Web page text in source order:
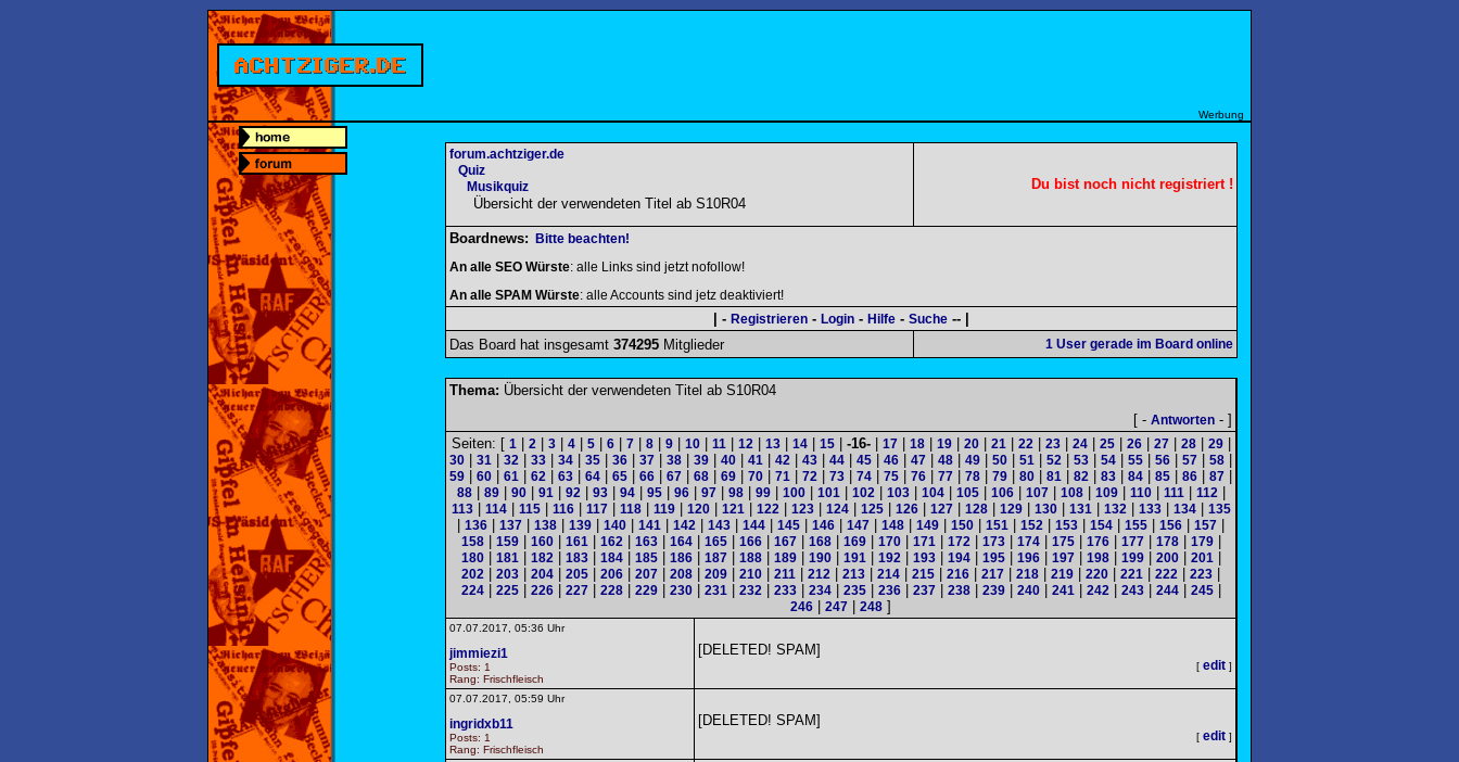
Werbung
forum.achtziger.de
Quiz
Musikquiz
Übersicht der verwendeten Titel ab S10R04
Du bist noch nicht registriert !
Boardnews:
Bitte beachten!
An alle SEO Würste: alle Links sind jetzt nofollow!
An alle SPAM Würste: alle Accounts sind jetz deaktiviert!
| - Registrieren - Login - Hilfe - Suche -- |
Das Board hat insgesamt 374295 Mitglieder 1 User gerade im Board online
Thema: Übersicht der verwendeten Titel ab S10R04
[ - Antworten - ]
Seiten: [ 1| 2| 3| 4| 5| 6| 7| 8| 9| 10| 11| 12| 13| 14| 15| -16-| 17| 18| 19| 20| 21| 22| 23| 24| 25| 26| 27| 28| 29|
30 31 32 33 34 35 36 37 38 39 40 41 42 43 44 45 46 47 48 49 50 51 52 53 54 55 56 57 58
59 60 61 62 63 64 65 66 67 68 69 70 71 72 73 74 75 76 77 78 79 80 81 82 83 84 85 86 87
88| 89| 90| 91| 92| 93| 94| 95| 96| 97| 98| 99| 100| 101| 102| 103| 104| 105| 106| 107| 108| 109| 110| 111| 112|
113| 114| 115| 116| 117| 118| 119| 120| 121| 122| 123| 124| 125| 126| 127| 128| 129| 130| 131| 132| 133| 134| 135
136 137 138 139 140 141 142 143 144 145 146 147 148 149 150 151 152 153 154 155 156 157
158| 159| 160| 161| 162| 163| 164| 165| 166| 167| 168| 169| 170| 171| 172| 173| 174| 175| 176| 177| 178| 179|
180| 181| 182| 183| 184| 185| 186| 187| 188| 189| 190| 191| 192| 193| 194| 195| 196| 197| 198| 199| 200| 201|
202 203 204 205 206 207 208 209 210 211 212 213 214 215 216 217 218 219 220 221 222 223
224| 225| 226| 227| 228| 229| 230| 231| 232| 233| 234| 235| 236| 237| 238| 239| 240| 241| 242| 243| 244| 245|
246 247 248 ]
07.07.2017, 05:36 Uhr
jimmiezi1
Posts: 1
Rang: Frischfleisch
[DELETED! SPAM]
[ edit ]
07.07.2017, 05:59 Uhr
ingridxb11
Posts: 1
Rang: Frischfleisch
[DELETED! SPAM]
[ edit ]